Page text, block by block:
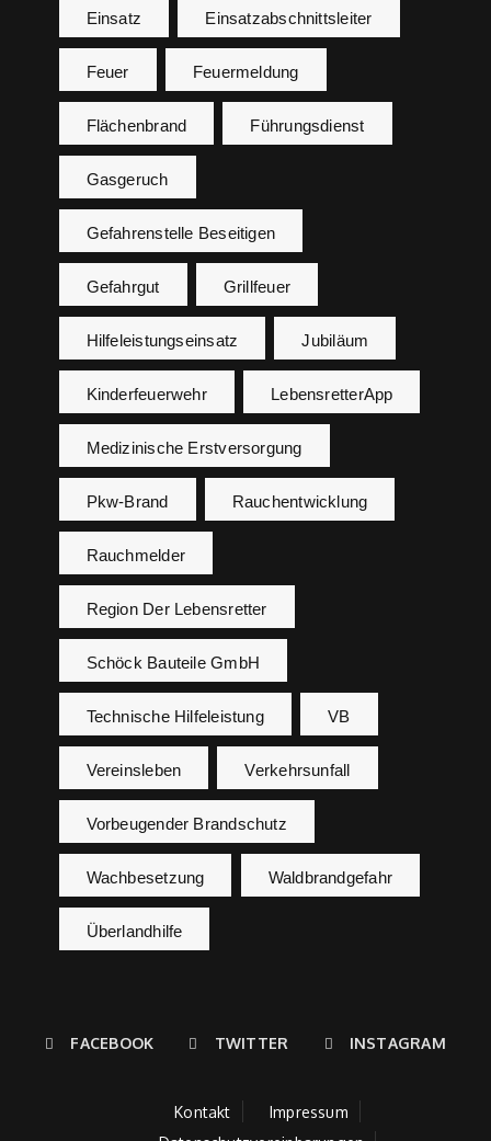
Einsatz Einsatzabschnittsleiter
Feuer Feuermeldung
Flächenbrand Führungsdienst
Gasgeruch
Gefahrenstelle Beseitigen
Gefahrgut Grillfeuer
Hilfeleistungseinsatz Jubiläum
Kinderfeuerwehr LebensretterApp
Medizinische Erstversorgung
Pkw-Brand Rauchentwicklung
Rauchmelder
Region Der Lebensretter
Schöck Bauteile GmbH
Technische Hilfeleistung VB
Vereinsleben Verkehrsunfall
Vorbeugender Brandschutz
Wachbesetzung Waldbrandgefahr
Überlandhilfe
FACEBOOK TWITTER INSTAGRAM
Kontakt
Impressum